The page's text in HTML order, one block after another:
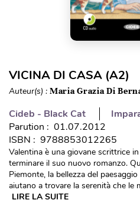
VICINA DI CASA (A2)
Auteur(s) : Maria Grazia Di
Cideb - Black Cat
Parution : 01.07.2012
ISBN : 9788853012265
Valentina è una giovane scrittrice
terminare il suo nuovo romanzo.
Piemonte, la bellezza del
aiutano a trovare la serenità che le
LIRE LA SUITE